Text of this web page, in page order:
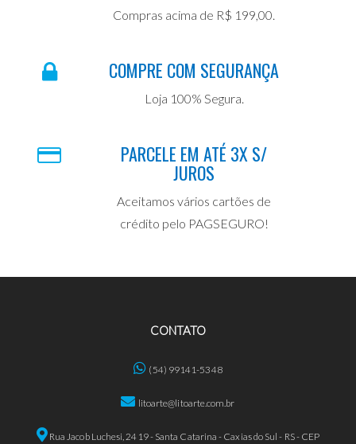
Compras acima de R$ 199,00.
COMPRE COM SEGURANÇA
Loja 100% Segura.
PARCELE EM ATÉ 3X S/
JUROS
Aceitamos vários cartões de
crédito pelo PAGSEGURO!
CONTATO
(54) 99141-5348
litoarte@litoarte.com.br
Rua Jacob Luchesi, 2419 - Santa Catarina - Caxias do Sul - RS - CEP